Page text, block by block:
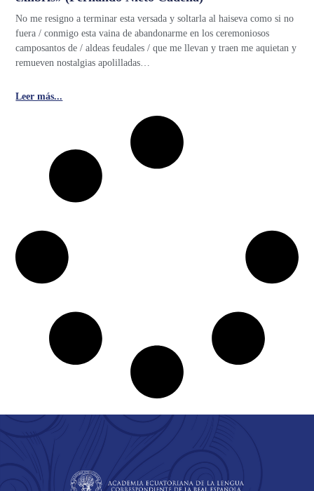
No me resigno a terminar esta versada y soltarla al haiseva como si no
fuera / conmigo esta vaina de abandonarme en los ceremoniosos
camposantos de / aldeas feudales / que me llevan y traen me aquietan y
remueven nostalgias apolilladas…
Leer más...